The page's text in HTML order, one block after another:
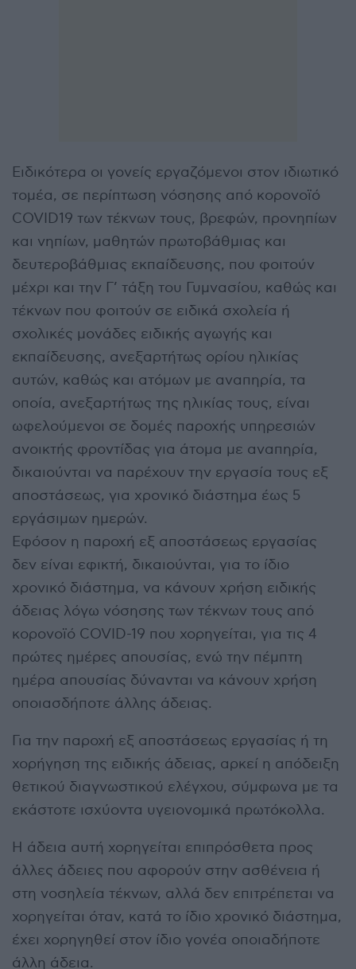
Ειδικότερα οι γονείς εργαζόμενοι στον ιδιωτικό
τομέα, σε περίπτωση νόσησης από κορονοϊό
COVID19 των τέκνων τους, βρεφών, προνηπίων
και νηπίων, μαθητών πρωτοβάθμιας και
δευτεροβάθμιας εκπαίδευσης, που φοιτούν
μέχρι και την Γ’ τάξη του Γυμνασίου, καθώς και
τέκνων που φοιτούν σε ειδικά σχολεία ή
σχολικές μονάδες ειδικής αγωγής και
εκπαίδευσης, ανεξαρτήτως ορίου ηλικίας
αυτών, καθώς και ατόμων με αναπηρία, τα
οποία, ανεξαρτήτως της ηλικίας τους, είναι
ωφελούμενοι σε δομές παροχής υπηρεσιών
ανοικτής φροντίδας για άτομα με αναπηρία,
δικαιούνται να παρέχουν την εργασία τους εξ
αποστάσεως, για χρονικό διάστημα έως 5
εργάσιμων ημερών.
Εφόσον η παροχή εξ αποστάσεως εργασίας
δεν είναι εφικτή, δικαιούνται, για το ίδιο
χρονικό διάστημα, να κάνουν χρήση ειδικής
άδειας λόγω νόσησης των τέκνων τους από
κορονοϊό COVID-19 που χορηγείται, για τις 4
πρώτες ημέρες απουσίας, ενώ την πέμπτη
ημέρα απουσίας δύνανται να κάνουν χρήση
οποιασδήποτε άλλης άδειας.
Για την παροχή εξ αποστάσεως εργασίας ή τη
χορήγηση της ειδικής άδειας, αρκεί η απόδειξη
θετικού διαγνωστικού ελέγχου, σύμφωνα με τα
εκάστοτε ισχύοντα υγειονομικά πρωτόκολλα.
Η άδεια αυτή χορηγείται επιπρόσθετα προς
άλλες άδειες που αφορούν στην ασθένεια ή
στη νοσηλεία τέκνων, αλλά δεν επιτρέπεται να
χορηγείται όταν, κατά το ίδιο χρονικό διάστημα,
έχει χορηγηθεί στον ίδιο γονέα οποιαδήποτε
άλλη άδεια.